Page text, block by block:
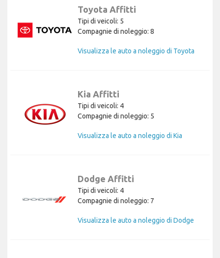
Toyota Affitti
Tipi di veicoli: 5
Compagnie di noleggio: 8
Visualizza le auto a noleggio di Toyota
Kia Affitti
Tipi di veicoli: 4
Compagnie di noleggio: 5
Visualizza le auto a noleggio di Kia
Dodge Affitti
Tipi di veicoli: 4
Compagnie di noleggio: 7
Visualizza le auto a noleggio di Dodge